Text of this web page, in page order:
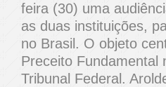
feira (30) uma
as duas instituições,
no Brasil. O objeto
Preceito Fundamental
Tribunal Federal.